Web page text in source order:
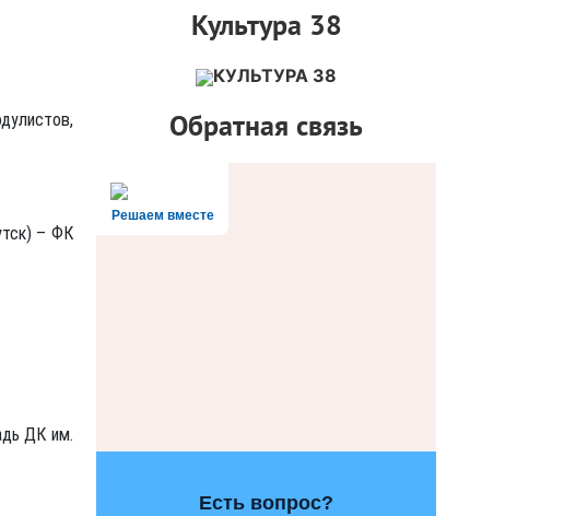
– ФК
ДК им.
Культура 38
КУЛЬТУРА 38
Обратная связь
Решаем вместе
Есть вопрос?